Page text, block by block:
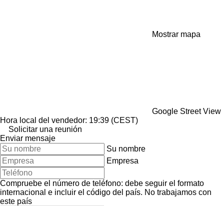
Mostrar mapa
Google Street View
Hora local del vendedor: 19:39 (CEST)
Solicitar una reunión
Enviar mensaje
Su nombre
Empresa
Compruebe el número de teléfono: debe seguir el formato
internacional e incluir el código del país. No trabajamos con
este país